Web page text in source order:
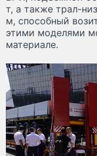
т, а также трал-
м, способный
этими моделями
материале.